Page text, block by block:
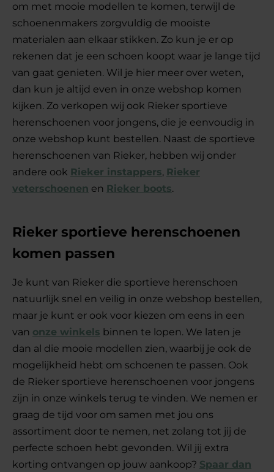
om met mooie modellen te komen, terwijl de
schoenenmakers zorgvuldig de mooiste
materialen aan elkaar stikken. Zo kun je er op
rekenen dat je een schoen koopt waar je lange tijd
van gaat genieten. Wil je hier meer over weten,
dan kun je altijd even in onze webshop komen
kijken. Zo verkopen wij ook Rieker sportieve
herenschoenen voor jongens, die je eenvoudig in
onze webshop kunt bestellen. Naast de sportieve
herenschoenen van Rieker, hebben wij onder
andere ook Rieker instappers, Rieker
veterschoenen en Rieker boots.
Rieker sportieve herenschoenen
komen passen
Je kunt van Rieker die sportieve herenschoen
natuurlijk snel en veilig in onze webshop bestellen,
maar je kunt er ook voor kiezen om eens in een
van onze winkels binnen te lopen. We laten je
dan al die mooie modellen zien, waarbij je ook de
mogelijkheid hebt om schoenen te passen. Ook
de Rieker sportieve herenschoenen voor jongens
zijn in onze winkels terug te vinden. We nemen er
graag de tijd voor om samen met jou ons
assortiment door te nemen, net zolang tot jij de
perfecte schoen hebt gevonden. Wil jij extra
korting ontvangen op jouw aankoop? Spaar dan